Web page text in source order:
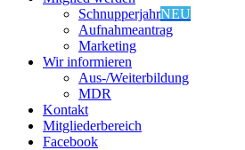
SchnupperjahrNEU
Aufnahmeantrag
Marketing
Wir informieren
Aus-/Weiterbildung
MDR
Kontakt
Mitgliederbereich
Facebook